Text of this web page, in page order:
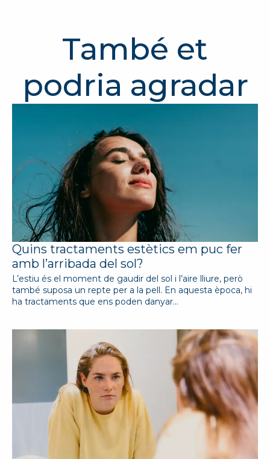
També et
podria agradar
Quins tractaments estètics em puc fer
amb l’arribada del sol?
L’estiu és el moment de gaudir del sol i l’aire lliure, però
també suposa un repte per a la pell. En aquesta època, hi
ha tractaments que ens poden danyar…